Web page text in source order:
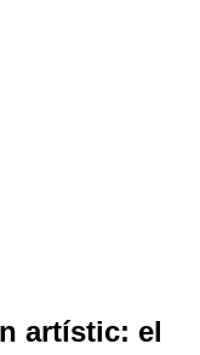
artístic: el